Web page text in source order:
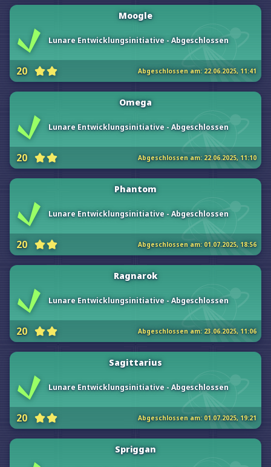
Moogle
Lunare Entwicklungsinitiative - Abgeschlossen
20 Abgeschlossen am: 22.06.2025, 11:41
Omega
Lunare Entwicklungsinitiative - Abgeschlossen
20 Abgeschlossen am: 22.06.2025, 11:10
Phantom
Lunare Entwicklungsinitiative - Abgeschlossen
20 Abgeschlossen am:01.07.2025, 18:56
Ragnarok
Lunare Entwicklungsinitiative - Abgeschlossen
20 Abgeschlossen am: 23.06.2025, 11:06
Sagittarius
Lunare Entwicklungsinitiative - Abgeschlossen
20 Abgeschlossen am:01.07.2025, 19:21
Spriggan